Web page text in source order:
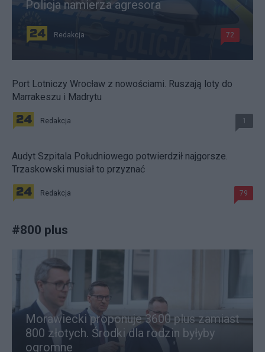
Policja namierza agresora
Redakcja 72
Port Lotniczy Wrocław z nowościami. Ruszają loty do
Marrakeszu i Madrytu
Redakcja 1
Audyt Szpitala Południowego potwierdził najgorsze.
Trzaskowski musiał to przyznać
Redakcja 79
#800 plus
Morawiecki proponuje 3600 plus zamiast
800 złotych. Środki dla rodzin byłyby
ogromne